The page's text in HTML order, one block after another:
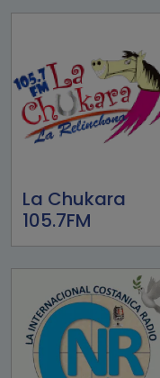
La Chukara
105.7FM